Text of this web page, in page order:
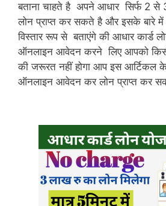
बताना चाहते है अपने आधार सिर्फ 2
लोन प्राप्त कर सकते है और इसके बारे में
विस्तार रूप से बताएंगे की आधार कार्ड
ऑनलाइन आवेदन करने लिए आपको
की जरूरत नहीं होगा आप इस आर्टिकल
ऑनलाइन आवेदन कर लोन प्राप्त कर